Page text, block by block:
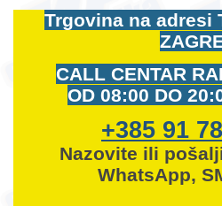
Trgovina na adresi
CALL CENTAR
OD 08:00 DO
+385 91
Nazovite ili
WhatsApp,